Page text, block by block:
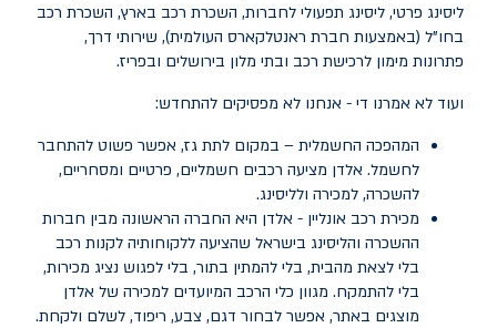
ליסינג פרטי, ליסינג תפעולי לחברות, השכרת רכב בארץ, השכרת רכב
בחו"ל (באמצעות חברת ראנטלקארס העולמית), שירותי דרך,
פתרונות מימון לרכישת רכב ובתי מלון בירושלים ובפריז.
ועוד לא אמרנו די - אנחנו לא מפסיקים להתחדש:
המהפכה החשמלית – במקום לתת גז, אפשר פשוט להתחבר
לחשמל. אלדן מציעה רכבים חשמליים, פרטיים ומסחריים,
להשכרה, למכירה ולליסינג.
מכירת רכב אונליין - אלדן היא החברה הראשונה מבין חברות
ההשכרה והליסינג בישראל שהציעה ללקוחותיה לקנות רכב
בלי לצאת מהבית, בלי להמתין בתור, בלי לפגוש נציג מכירות,
בלי להתמקח. מגוון כלי הרכב המיועדים למכירה של אלדן
מוצגים באתר, אפשר לבחור דגם, צבע, ריפוד, לשלם ולקחת.